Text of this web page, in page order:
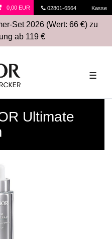
02801-6564 Kasse
0,00 EUR
Set 2026 (Wert: 66 €) zu
ab 119 €
☰
Ultimate